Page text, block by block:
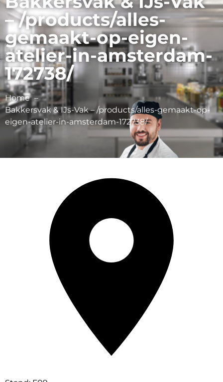
– /products/alles-
gemaakt-op-eigen-
atelier-in-amsterdam-
172738/
Home
Bakkersvak & IJs-Vak – /products/alles-gemaakt-op-
eigen-atelier-in-amsterdam-172738/
Zoetelief BV